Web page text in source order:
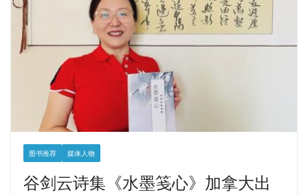
图书推荐 媒体人物
谷剑云诗集《水墨笺心》加拿大出